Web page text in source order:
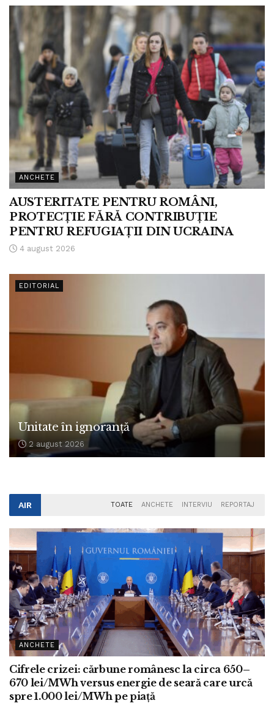
ANCHETE
AUSTERITATE PENTRU ROMÂNI,
PROTECȚIE FĂRĂ CONTRIBUȚIE
PENTRU REFUGIAȚII DIN UCRAINA
4 august 2026
EDITORIAL
Unitate în ignoranță
2 august 2026
AIR TOATE ANCHETE INTERVIU REPORTAJ
ANCHETE
Cifrele crizei: cărbune românesc la circa 650–
670 lei/MWh versus energie de seară care urcă
spre 1.000 lei/MWh pe piață